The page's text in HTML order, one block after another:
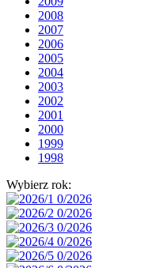
2008
2007
2006
2005
2004
2003
2002
2001
2000
1999
1998
Wybierz rok: